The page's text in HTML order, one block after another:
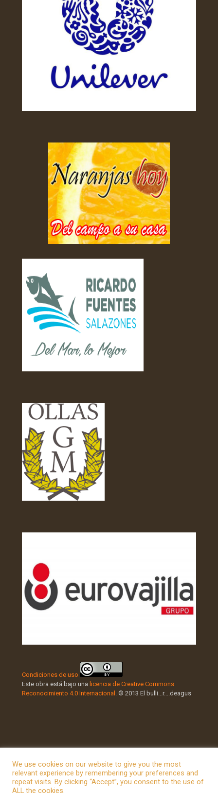
Condiciones de uso
Este obra está bajo una licencia de Creative Commons
Reconocimiento 4.0 Internacional . © 2013 El bulli...r....deagus
© 2026 Betheme by Muffin group | All Rights Reserved |
We use cookies on our website to give you the most
relevant experience by remembering your preferences and
repeat visits. By clicking “Accept”, you consent to the use of
ALL the cookies.